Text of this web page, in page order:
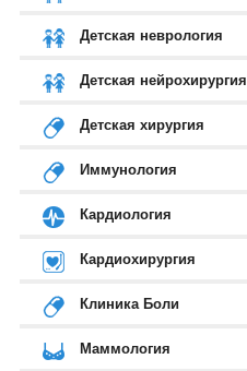
Детская неврология
Детская нейрохирургия
Детская хирургия
Иммунология
Кардиология
Кардиохирургия
Клиника Боли
Маммология